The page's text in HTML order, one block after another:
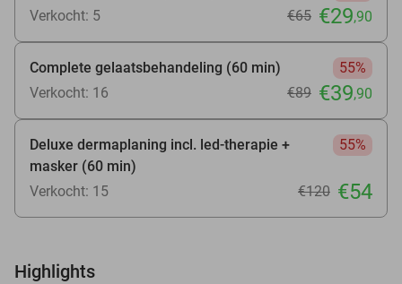
Verkocht: 5
€65 €29,90
Complete gelaatsbehandeling (60 min)
55%
Verkocht: 16
€89 €39,90
Deluxe dermaplaning incl. led-therapie +
masker (60 min)
55%
Verkocht: 15 €120 €54
Highlights